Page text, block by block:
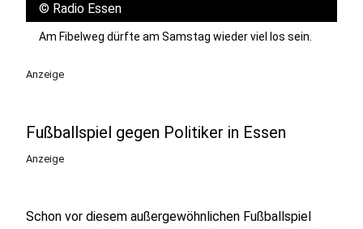
© Radio Essen
Am Fibelweg dürfte am Samstag wieder viel los sein.
Anzeige
Fußballspiel gegen Politiker in Essen
Anzeige
Schon vor diesem außergewöhnlichen Fußballspiel